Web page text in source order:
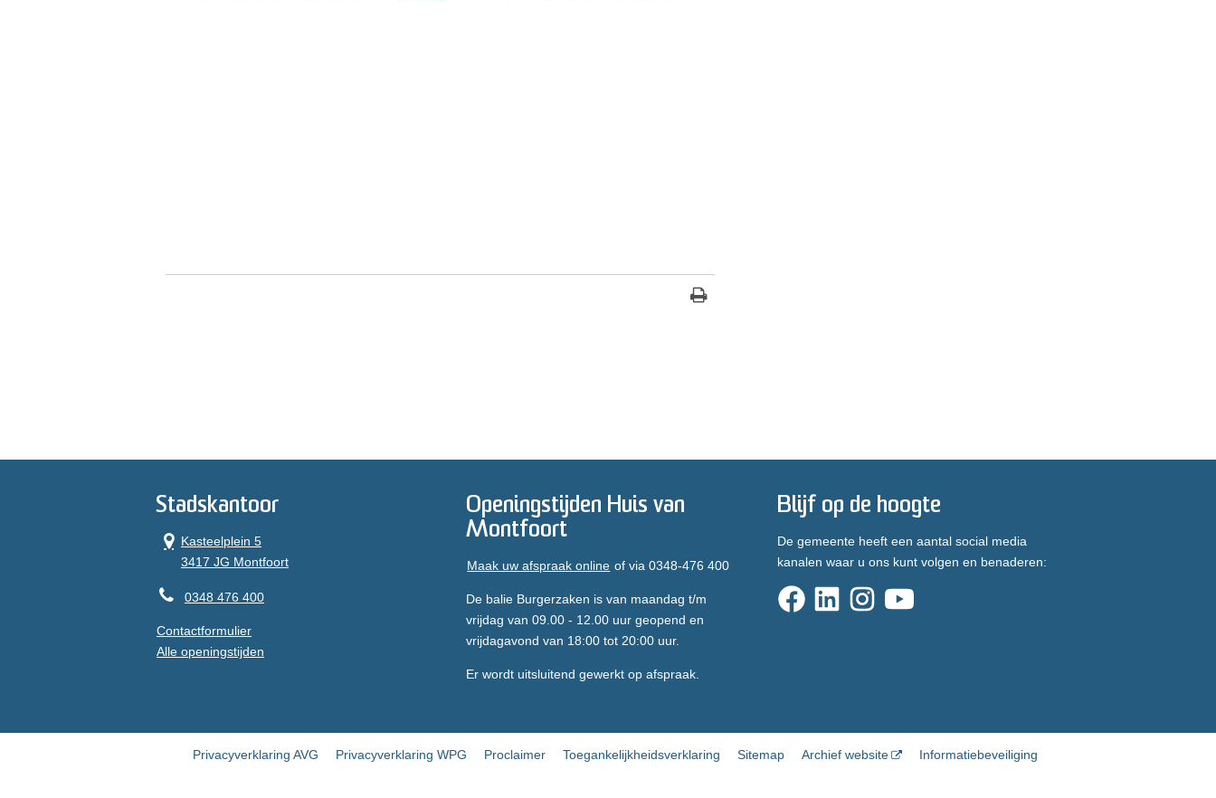
Stadskantoor
Kasteelplein 5
3417 JG Montfoort
0348 476 400
Contactformulier
Alle openingstijden
Openingstijden Huis van
Montfoort
Maak uw afspraak online of via 0348-476 400
De balie Burgerzaken is van maandag t/m
vrijdag van 09.00 - 12.00 uur geopend en
vrijdagavond van 18:00 tot 20:00 uur.
Er wordt uitsluitend gewerkt op afspraak.
Blijf op de hoogte
De gemeente heeft een aantal social media
kanalen waar u ons kunt volgen en benaderen:
Privacyverklaring AVG Privacyverklaring WPG Proclaimer Toegankelijkheidsverklaring Sitemap Archief website Informatiebeveiliging